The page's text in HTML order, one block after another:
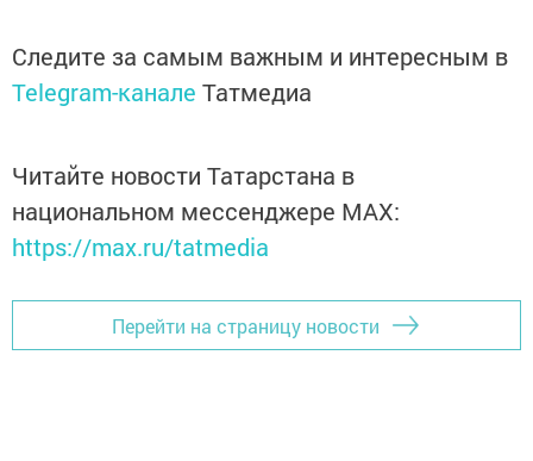
Следите за самым важным и интересным в
Telegram-канале Татмедиа
Читайте новости Татарстана в
национальном мессенджере MАХ:
https://max.ru/tatmedia
Перейти на страницу новости